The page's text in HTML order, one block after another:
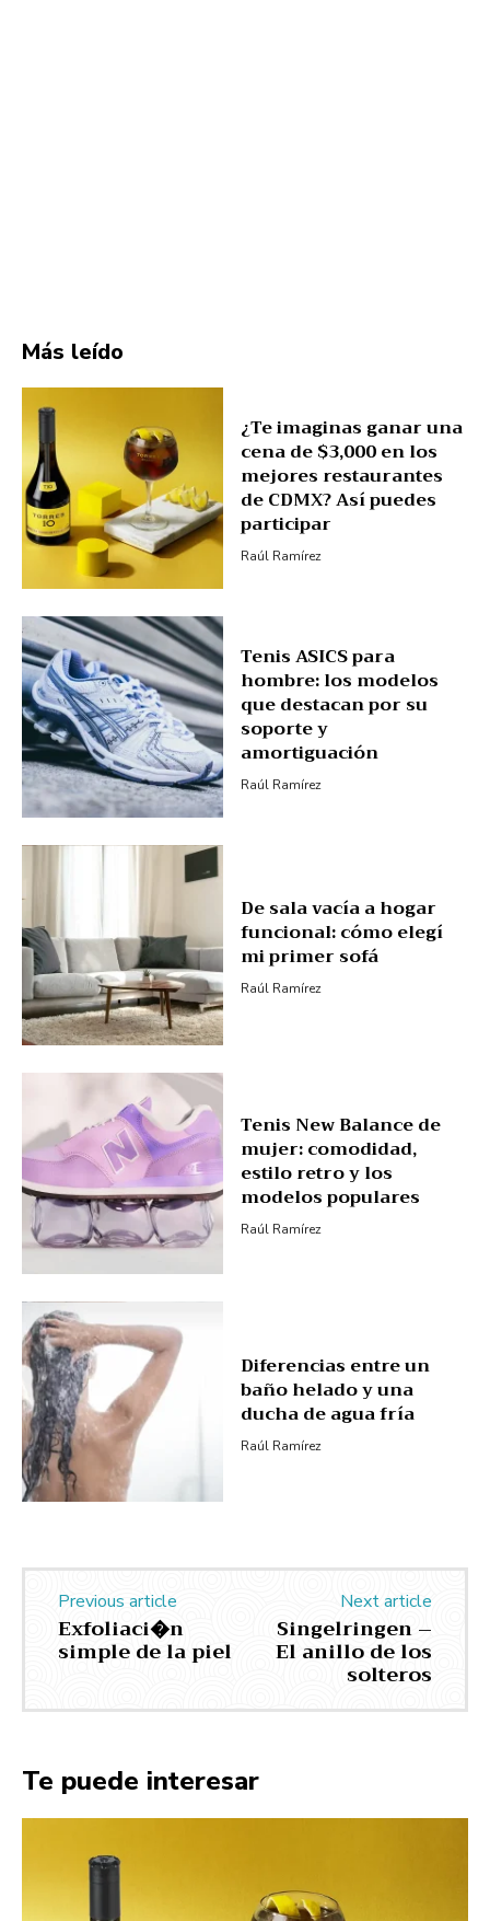
Más leído
¿Te imaginas ganar una
cena de $3,000 en los
mejores restaurantes
de CDMX? Así puedes
participar
Raúl Ramírez
Tenis ASICS para
hombre: los modelos
que destacan por su
soporte y
amortiguación
Raúl Ramírez
De sala vacía a hogar
funcional: cómo elegí
mi primer sofá
Raúl Ramírez
Tenis New Balance de
mujer: comodidad,
estilo retro y los
modelos populares
Raúl Ramírez
Diferencias entre un
baño helado y una
ducha de agua fría
Raúl Ramírez
Previous article
Exfoliaci�n
simple de la piel
Next article
Singelringen –
El anillo de los
solteros
Te puede interesar